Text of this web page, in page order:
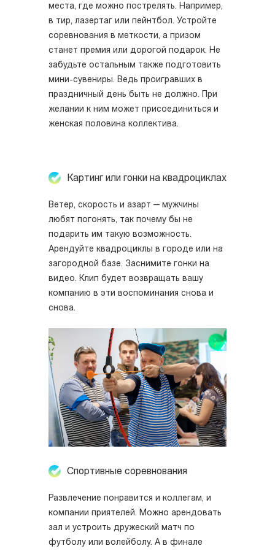
места, где можно пострелять. Например,
в тир, лазертаг или пейнтбол. Устройте
соревнования в меткости, а призом
станет премия или дорогой подарок. Не
забудьте остальным также подготовить
мини-сувениры. Ведь проигравших в
праздничный день быть не должно. При
желании к ним может присоединиться и
женская половина коллектива.
Картинг или гонки на квадроциклах
Ветер, скорость и азарт — мужчины
любят погонять, так почему бы не
подарить им такую возможность.
Арендуйте квадроциклы в городе или на
загородной базе. Заснимите гонки на
видео. Клип будет возвращать вашу
компанию в эти воспоминания снова и
снова.
Спортивные соревнования
Развлечение понравится и коллегам, и
компании приятелей. Можно арендовать
зал и устроить дружеский матч по
футболу или волейболу. А в финале